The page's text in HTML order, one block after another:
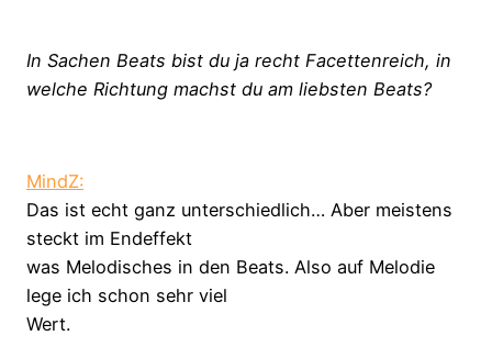
In Sachen Beats bist du ja recht Facettenreich, in
welche Richtung machst du am liebsten Beats?
MindZ:
Das ist echt ganz unterschiedlich… Aber meistens
steckt im Endeffekt
was Melodisches in den Beats. Also auf Melodie
lege ich schon sehr viel
Wert.